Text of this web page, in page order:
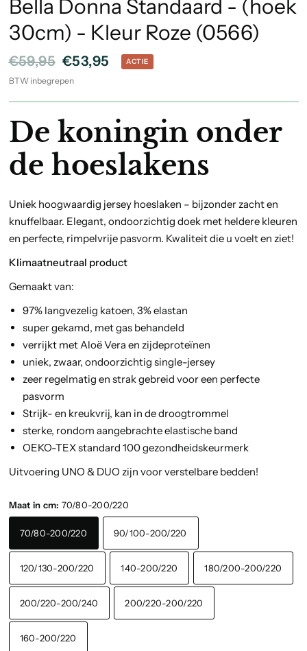
Bella Donna Standaard - (hoek
30cm) - Kleur Roze (0566)
€59,95 €53,95 ACTIE
BTW inbegrepen
De koningin onder
de hoeslakens
Uniek hoogwaardig jersey hoeslaken – bijzonder zacht en
knuffelbaar. Elegant, ondoorzichtig doek met heldere kleuren
en perfecte, rimpelvrije pasvorm. Kwaliteit die u voelt en ziet!
Klimaatneutraal product
Gemaakt van:
97% langvezelig katoen, 3% elastan
super gekamd, met gas behandeld
verrijkt met Aloë Vera en zijdeproteïnen
uniek, zwaar, ondoorzichtig single-jersey
zeer regelmatig en strak gebreid voor een perfecte
pasvorm
Strijk- en kreukvrij, kan in de droogtrommel
sterke, rondom aangebrachte elastische band
OEKO-TEX standard 100gezondheidskeurmerk
Uitvoering UNO & DUO zijn voor verstelbare bedden!
Maat in cm: 70/80-200/220
70/80-200/220 90/100-200/220
120/130-200/220 140-200/220 180/200-200/220
200/220-200/240 200/220-200/220
160-200/220